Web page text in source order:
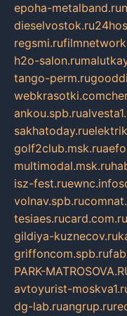
epoha-metalband.ru
dieselvostok.ru
regsmi.ru
h2o-salon.ru
tango-perm.ru
webkrasotki.com
ankou.spb.ru
sakhatoday.ru
golf2club.msk.ru
multimodal.msk.ru
isz-fest.ruewnc.info
volnav.spb.ru
tesiaes.rucard.com.ru
gildiya-kuznecov.ru
griffoncom.spb.ru
PARK-
avtoyurist-
dg-lab.ruangrup.ru